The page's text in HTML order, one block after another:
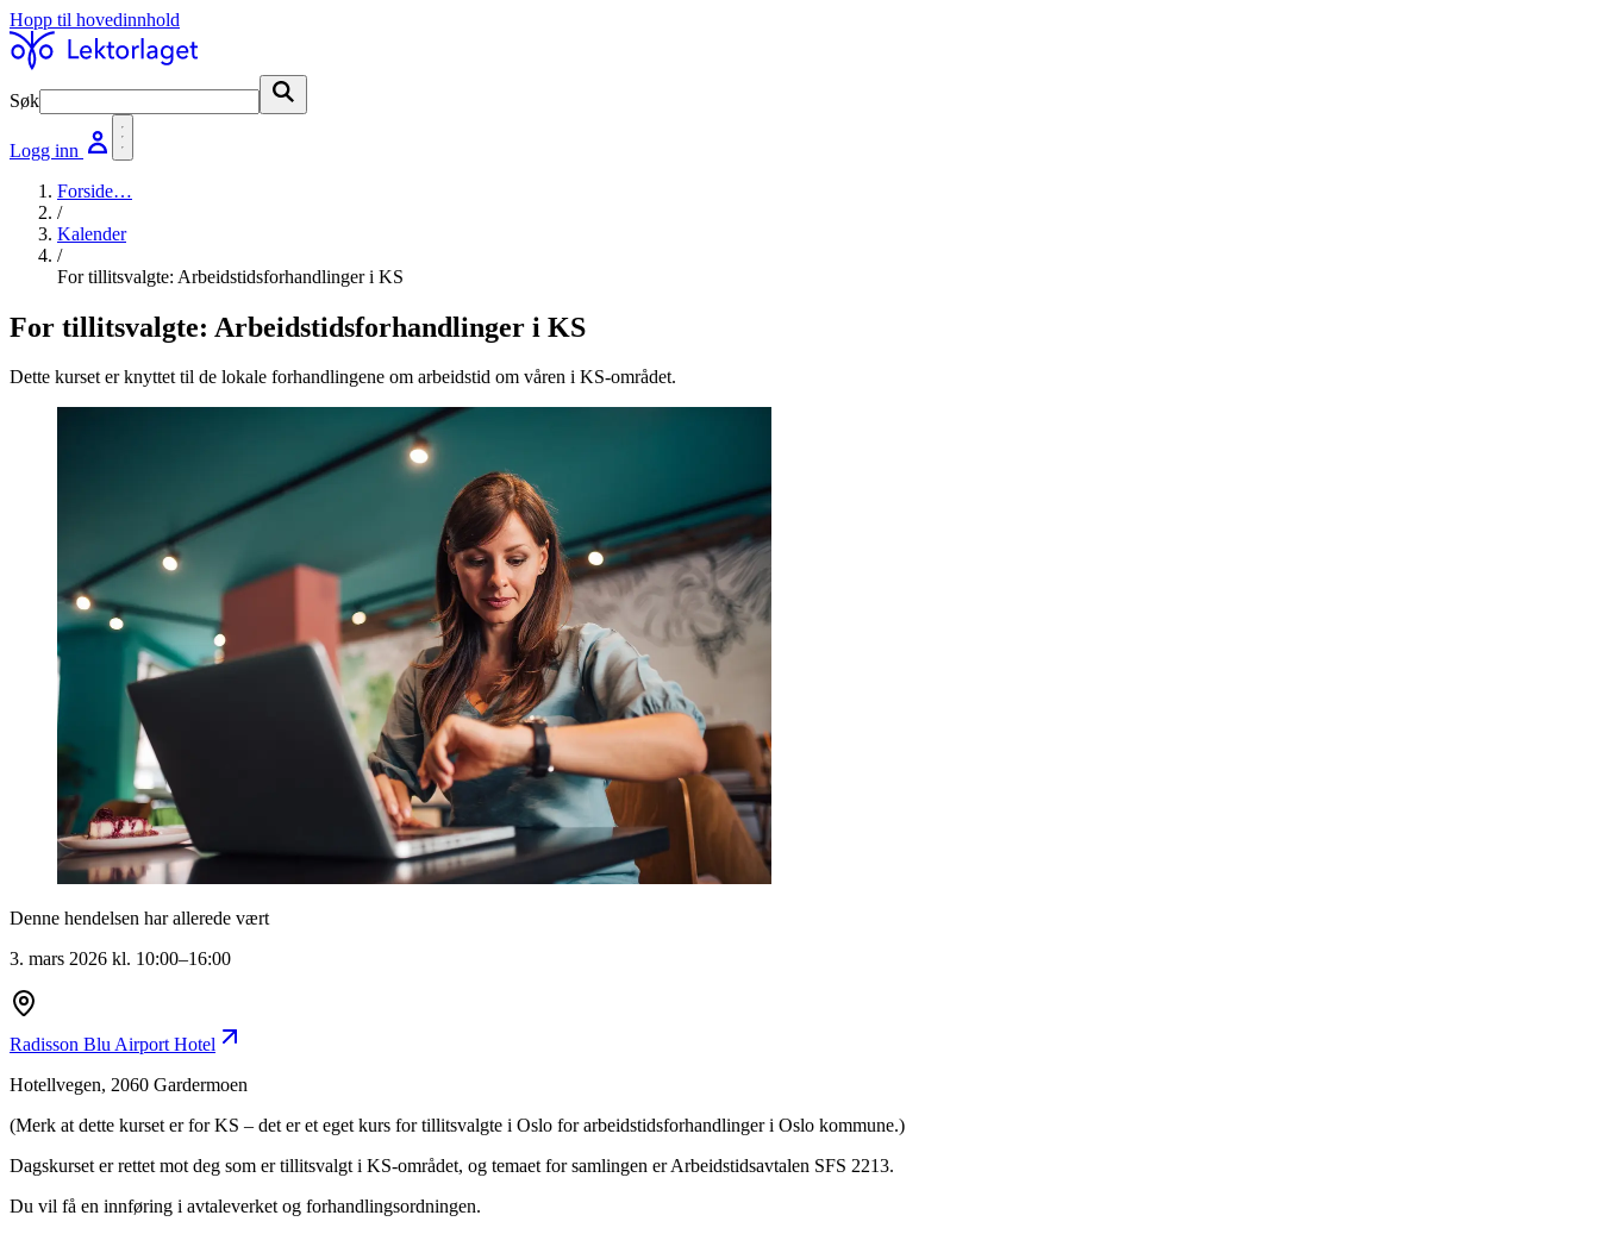
Hopp til hovedinnhold
Søk
Logg inn
Forside…
/
Kalender
/
For tillitsvalgte: Arbeidstidsforhandlinger i KS
For tillitsvalgte: Arbeidstidsforhandlinger i KS
Dette kurset er knyttet til de lokale forhandlingene om arbeidstid om våren i KS-området.
Denne hendelsen har allerede vært
3. mars 2026 kl. 10:00–16:00
Radisson Blu Airport Hotel
Hotellvegen, 2060 Gardermoen
(Merk at dette kurset er for KS – det er et eget kurs for tillitsvalgte i Oslo for arbeidstidsforhandlinger i Oslo kommune.)
Dagskurset er rettet mot deg som er tillitsvalgt i KS-området, og temaet for samlingen er Arbeidstidsavtalen SFS 2213.
Du vil få en innføring i avtaleverket og forhandlingsordningen.